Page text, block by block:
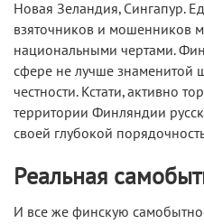
Новая Зеландия, Сингапур.
взяточников и мошенников
национальными чертами.
сфере не лучше знаменитой
честности. Кстати, активно
территории Финляндии
своей глубокой
Реальная
И все же финскую